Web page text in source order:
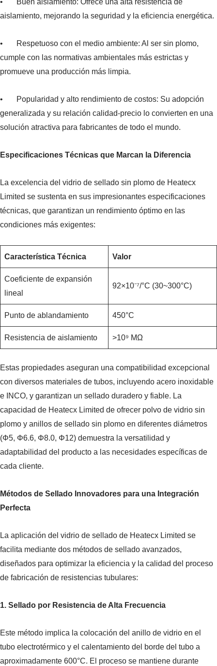
• Buen aislamiento: Ofrece una alta resistencia de
aislamiento, mejorando la seguridad y la eficiencia energética.
• Respetuoso con el medio ambiente: Al ser sin plomo,
cumple con las normativas ambientales más estrictas y
promueve una producción más limpia.
• Popularidad y alto rendimiento de costos: Su adopción
generalizada y su relación calidad-precio lo convierten en una
solución atractiva para fabricantes de todo el mundo.
Especificaciones Técnicas que Marcan la Diferencia
La excelencia del vidrio de sellado sin plomo de Heatecx
Limited se sustenta en sus impresionantes especificaciones
técnicas, que garantizan un rendimiento óptimo en las
condiciones más exigentes:
Característica Técnica Valor
Coeficiente de expansión
lineal
92×10⁻⁷/°C (30~300°C)
Punto de ablandamiento 450°C
Resistencia de aislamiento >10⁹ MΩ
Estas propiedades aseguran una compatibilidad excepcional
con diversos materiales de tubos, incluyendo acero inoxidable
e INCO, y garantizan un sellado duradero y fiable. La
capacidad de Heatecx Limited de ofrecer polvo de vidrio sin
plomo y anillos de sellado sin plomo en diferentes diámetros
(Φ5, Φ6.6, Φ8.0, Φ12) demuestra la versatilidad y
adaptabilidad del producto a las necesidades específicas de
cada cliente.
Métodos de Sellado Innovadores para una Integración
Perfecta
La aplicación del vidrio de sellado de Heatecx Limited se
facilita mediante dos métodos de sellado avanzados,
diseñados para optimizar la eficiencia y la calidad del proceso
de fabricación de resistencias tubulares:
1. Sellado por Resistencia de Alta Frecuencia
Este método implica la colocación del anillo de vidrio en el
tubo electrotérmico y el calentamiento del borde del tubo a
aproximadamente 600°C. El proceso se mantiene durante